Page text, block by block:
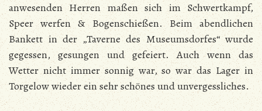
anwesenden Herren maßen sich im Schwertkampf,
Speer werfen & Bogenschießen. Beim abendlichen
Bankett in der „Taverne des Museumsdorfes“ wurde
gegessen, gesungen und gefeiert. Auch wenn das
Wetter nicht immer sonnig war, so war das Lager in
Torgelow wieder ein sehr schönes und unvergessliches.